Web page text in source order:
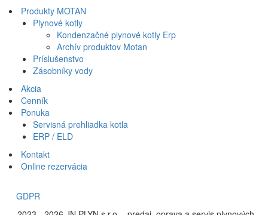
Produkty MOTAN
Plynové kotly
Kondenzačné plynové kotly Erp
Archív produktov Motan
Príslušenstvo
Zásobníky vody
Akcia
Cenník
Ponuka
Servisná prehliadka kotla
ERP / ELD
Kontakt
Online rezervácia
GDPR